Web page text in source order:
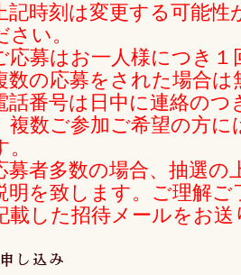
時刻は変更する可能性
さい。
募はお一人様につき
の応募をされた場合は
番号は日中に連絡のつ
複数ご参加ご希望の方
者多数の場合、抽選の
明を致します。ご理解
載した招待メールをお